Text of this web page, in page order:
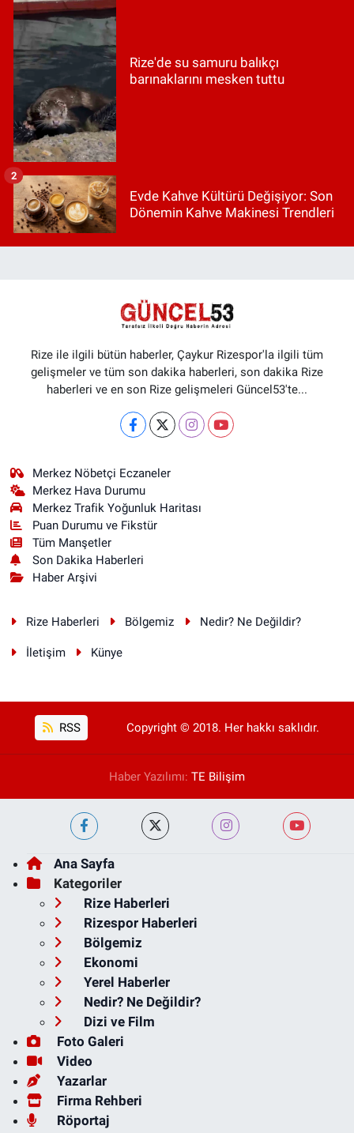
Rize'de su samuru balıkçı
barınaklarını mesken tuttu
Evde Kahve Kültürü Değişiyor: Son
Dönemin Kahve Makinesi Trendleri
2
Rize ile ilgili bütün haberler, Çaykur Rizespor'la ilgili tüm
gelişmeler ve tüm son dakika haberleri, son dakika Rize
haberleri ve en son Rize gelişmeleri Güncel53'te...
Merkez Nöbetçi Eczaneler
Merkez Hava Durumu
Merkez Trafik Yoğunluk Haritası
Puan Durumu ve Fikstür
Tüm Manşetler
Son Dakika Haberleri
Haber Arşivi
Rize Haberleri Bölgemiz Nedir? Ne Değildir?
İletişim Künye
RSS Copyright © 2018. Her hakkı saklıdır.
Haber Yazılımı: TE Bilişim
Ana Sayfa
Kategoriler
Rize Haberleri
Rizespor Haberleri
Bölgemiz
Ekonomi
Yerel Haberler
Nedir? Ne Değildir?
Dizi ve Film
Foto Galeri
Video
Yazarlar
Firma Rehberi
Röportaj